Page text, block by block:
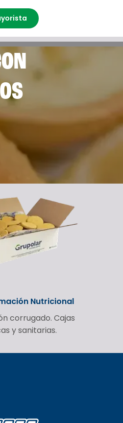
Nutricional
corrugado. Cajas
y sanitarias.